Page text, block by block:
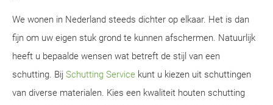
We wonen in Nederland steeds dichter op elkaar. Het is dan
fijn om uw eigen stuk grond te kunnen afschermen. Natuurlijk
heeft u bepaalde wensen wat betreft de stijl van een
schutting. Bij Schutting Service kunt u kiezen uit schuttingen
van diverse materialen. Kies een kwaliteit houten schutting